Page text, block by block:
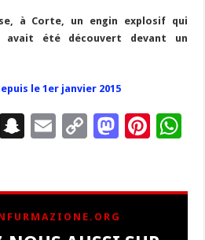
à Corte, un engin explosif qui
avait été découvert devant un
le 1er janvier 2015
T
S
p
c
E
l
C
y
Li
M
d
Pi
es